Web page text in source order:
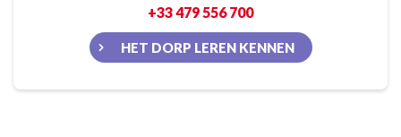
+33 479 556 700
HET DORP LEREN KENNEN